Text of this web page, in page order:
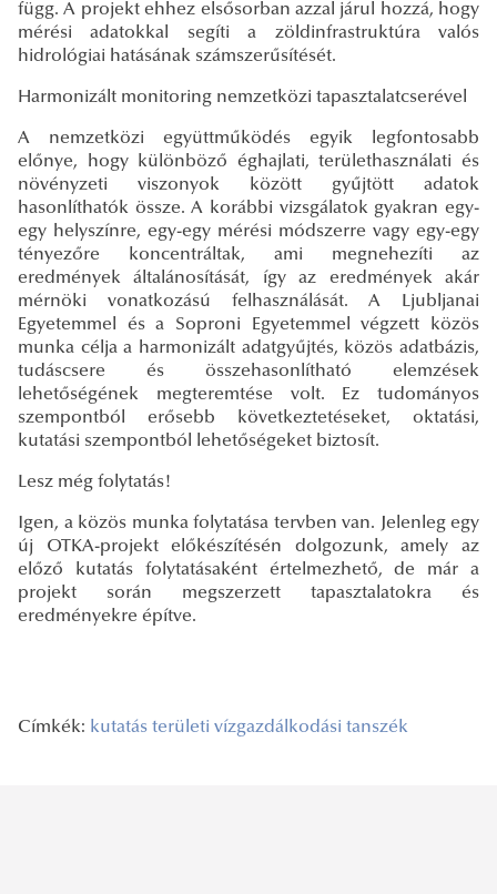
függ. A projekt ehhez elsősorban azzal járul hozzá, hogy
mérési adatokkal segíti a zöldinfrastruktúra valós
hidrológiai hatásának számszerűsítését.
Harmonizált monitoring nemzetközi tapasztalatcserével
A nemzetközi együttműködés egyik legfontosabb
előnye, hogy különböző éghajlati, területhasználati és
növényzeti viszonyok között gyűjtött adatok
hasonlíthatók össze. A korábbi vizsgálatok gyakran egy-
egy helyszínre, egy-egy mérési módszerre vagy egy-egy
tényezőre koncentráltak, ami megnehezíti az
eredmények általánosítását, így az eredmények akár
mérnöki vonatkozású felhasználását. A Ljubljanai
Egyetemmel és a Soproni Egyetemmel végzett közös
munka célja a harmonizált adatgyűjtés, közös adatbázis,
tudáscsere és összehasonlítható elemzések
lehetőségének megteremtése volt. Ez tudományos
szempontból erősebb következtetéseket, oktatási,
kutatási szempontból lehetőségeket biztosít.
Lesz még folytatás!
Igen, a közös munka folytatása tervben van. Jelenleg egy
új OTKA-projekt előkészítésén dolgozunk, amely az
előző kutatás folytatásaként értelmezhető, de már a
projekt során megszerzett tapasztalatokra és
eredményekre építve.
Címkék: kutatás területi vízgazdálkodási tanszék